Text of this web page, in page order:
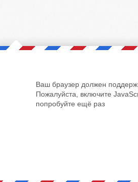
Ваш браузер должен
Пожалуйста, включите
попробуйте ещё раз